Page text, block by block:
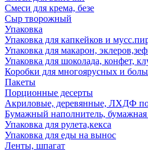
Смеси для крема, безе
Сыр творожный
Упаковка
Упаковка для капкейков и
Упаковка для макарон,
Упаковка для шоколада, конфет,
Коробки для многоярусных и
Пакеты
Порционные десерты
Акриловые, деревянные, ЛХДФ
Бумажный наполнитель, бумажная
Упаковка для рулета,кекса
Упаковка для еды на вынос
Ленты, шпагат